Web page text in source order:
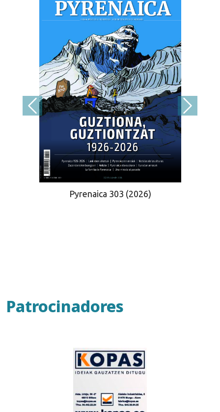
Pyrenaica 303 (2026)
Patrocinadores